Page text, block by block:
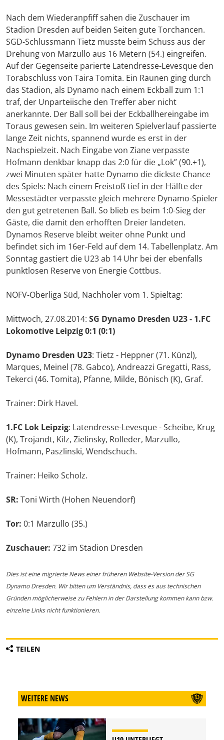
Nach dem Wiederanpfiff sahen die Zuschauer im
Stadion Dresden auf beiden Seiten gute Torchancen.
SGD-Schlussmann Tietz musste beim Schuss aus der
Drehung von Marzullo aus 16 Metern (54.) eingreifen.
Auf der Gegenseite parierte Latendresse-Levesque den
Torabschluss von Taira Tomita. Ein Raunen ging durch
das Stadion, als Dynamo nach einem Eckball zum 1:1
traf, der Unparteiische den Treffer aber nicht
anerkannte. Der Ball soll bei der Eckballhereingabe im
Toraus gewesen sein. Im weiteren Spielverlauf passierte
lange Zeit nichts, spannend wurde es erst in der
Nachspielzeit. Nach Eingabe von Ziane verpasste
Hofmann denkbar knapp das 2:0 für die „Lok” (90.+1),
zwei Minuten später hatte Dynamo die dickste Chance
des Spiels: Nach einem Freistoß tief in der Hälfte der
Messestädter verpasste gleich mehrere Dynamo-Spieler
den gut getretenen Ball. So blieb es beim 1:0-Sieg der
Gäste, die damit den erhofften Dreier landeten.
Dynamos Reserve bleibt weiter ohne Punkt und
befindet sich im 16er-Feld auf dem 14. Tabellenplatz. Am
Sonntag gastiert die U23 ab 14 Uhr bei der ebenfalls
punktlosen Reserve von Energie Cottbus.
NOFV-Oberliga Süd, Nachholer vom 1. Spieltag:
Mittwoch, 27.08.2014: SG Dynamo Dresden U23 - 1.FC
Lokomotive Leipzig 0:1 (0:1)
Dynamo Dresden U23: Tietz - Heppner (71. Künzl),
Marques, Meinel (78. Gabco), Andreazzi Gregatti, Rass,
Tekerci (46. Tomita), Pfanne, Milde, Bönisch (K), Graf.
Trainer: Dirk Havel.
1.FC Lok Leipzig: Latendresse-Levesque - Scheibe, Krug
(K), Trojandt, Kilz, Zielinsky, Rolleder, Marzullo,
Hofmann, Paszlinski, Wendschuch.
Trainer: Heiko Scholz.
SR: Toni Wirth (Hohen Neuendorf)
Tor: 0:1 Marzullo (35.)
Zuschauer: 732 im Stadion Dresden
Dies ist eine migrierte News einer früheren Website-Version der SG
Dynamo Dresden. Wir bitten um Verständnis, dass es aus technischen
Gründen möglicherweise zu Fehlern in der Darstellung kommen kann bzw.
einzelne Links nicht funktionieren.
TEILEN
WEITERE NEWS